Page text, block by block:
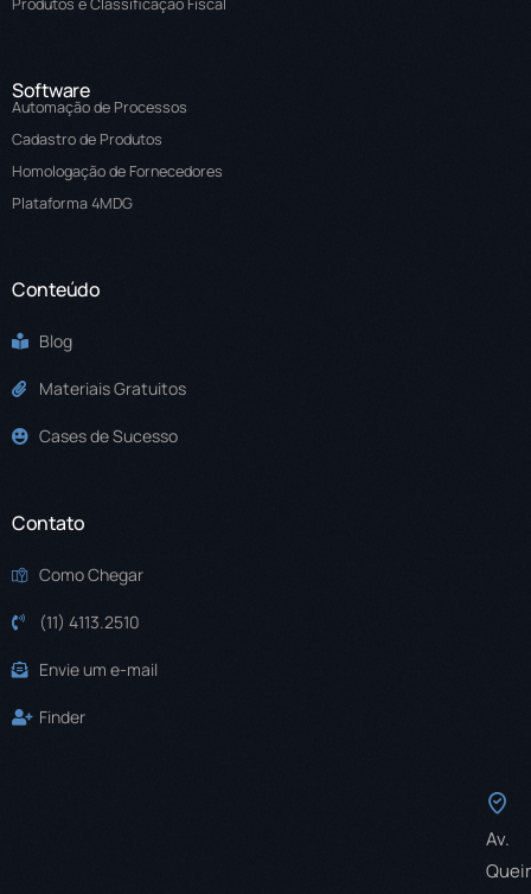
Software
Automação de Processos
Cadastro de Produtos
Homologação de Fornecedores
Plataforma 4MDG
Conteúdo
Blog
Materiais Gratuitos
Cases de Sucesso
Contato
Como Chegar
(11) 4113.2510
Envie um e-mail
Finder
Av.